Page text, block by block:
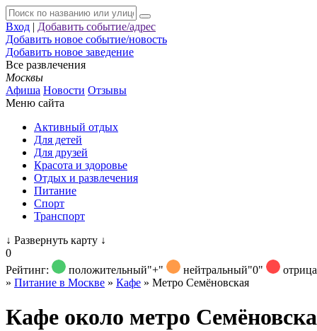
Вход | Добавить событие/адрес
Добавить новое событие/новость
Добавить новое заведение
Все развлечения
Москвы
Афиша Новости Отзывы
Меню сайта
Активный отдых
Для детей
Для друзей
Красота и здоровье
Отдых и развлечения
Питание
Спорт
Транспорт
↓ Развернуть карту ↓
0
Рейтинг:
положительный"+" нейтральный"0"
» Питание в Москве » Кафе » Метро Семёновская
Кафе около метро